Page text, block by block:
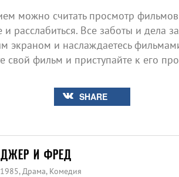
можно считать просмотр
расслабиться. Все заботы и дела
экраном и наслаждаетесь
свой фильм и приступайте к его
SHARE
И ФРЕД
Драма, Комедия